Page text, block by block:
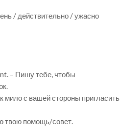
/ действительно / ужасно
– Пишу тебе, чтобы
с вашей стороны пригласить
твою помощь/совет.